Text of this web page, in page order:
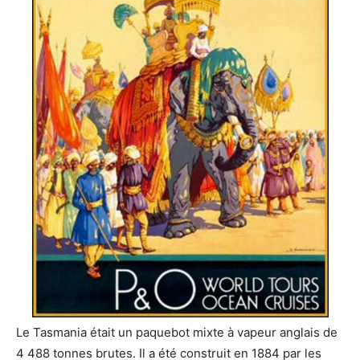
Le Tasmania était un paquebot mixte à vapeur anglais de
4 488 tonnes brutes. Il a été construit en 1884 par les